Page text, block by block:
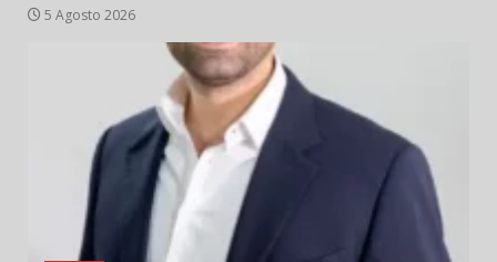
5 Agosto 2026